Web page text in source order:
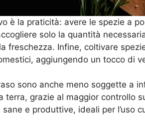
è la praticità: avere le spezie a
solo la quantità
freschezza. Infine, coltivare
aggiungendo un tocco di
sono anche meno soggette a
terra, grazie al maggior controllo
e produttive, ideali per l’uso